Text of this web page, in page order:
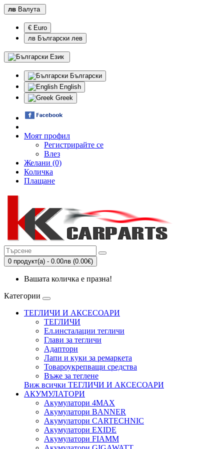
лв Валута
€ Euro
лв Български лев
Език
Български
English
Greek
Моят профил
Регистрирайте се
Влез
Желани (0)
Количка
Плащане
0 продукт(а) - 0.00лв (0.00€)
Вашата количка е празна!
Категории
ТЕГЛИЧИ И АКСЕСОАРИ
ТЕГЛИЧИ
Eл.инсталации тегличи
Глави за тегличи
Адаптори
Лапи и куки за ремаркета
Товароукрепващи средства
Въже за теглене
Виж всички ТЕГЛИЧИ И АКСЕСОАРИ
АКУМУЛАТОРИ
Акумулатори 4MAX
Акумулатори BANNER
Акумулатори CARTECHNIC
Акумулатори EXIDE
Акумулатори FIAMM